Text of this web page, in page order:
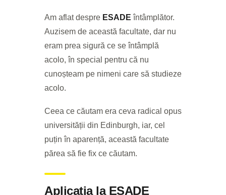
Am aflat despre ESADE întâmplător.
Auzisem de această facultate, dar nu
eram prea sigură ce se întâmplă
acolo, în special pentru că nu
cunoșteam pe nimeni care să studieze
acolo.
Ceea ce căutam era ceva radical opus
universității din Edinburgh, iar, cel
puțin în aparență, această facultate
părea să fie fix ce căutam.
Aplicația la ESADE